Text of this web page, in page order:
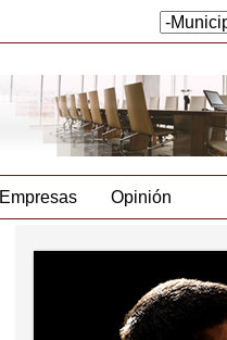
Empresas Opinión